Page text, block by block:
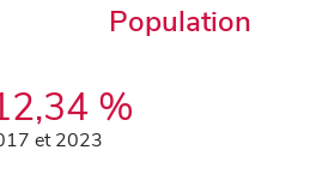
Population
%
et 2023